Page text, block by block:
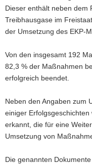
Dieser enthält neben dem
Treibhausgase im
der Umsetzung des EKP-
Von den insgesamt 192
82,3 % der Maßnahmen
erfolgreich beendet.
Neben den Angaben zum
einiger
erkannt, die für eine
Umsetzung von
Die genannten